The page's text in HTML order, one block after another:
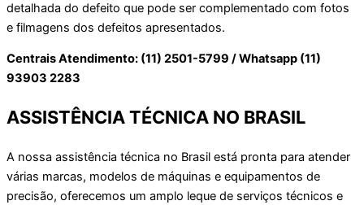
detalhada do defeito que pode ser complementado com fotos
e filmagens dos defeitos apresentados.
Centrais Atendimento: (11) 2501-5799 / Whatsapp (11)
93903 2283
ASSISTÊNCIA TÉCNICA NO BRASIL
A nossa assistência técnica no Brasil está pronta para atender
várias marcas, modelos de máquinas e equipamentos de
precisão, oferecemos um amplo leque de serviços técnicos e